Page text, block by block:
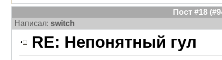
Пост #18
Написал: switch
RE: Непонятный гул